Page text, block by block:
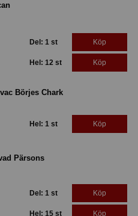
Del: 1 st Köp
Hel: 12 st Köp
Börjes Chark
Hel: 1 st Köp
Pärsons
Del: 1 st Köp
Hel: 15 st Köp